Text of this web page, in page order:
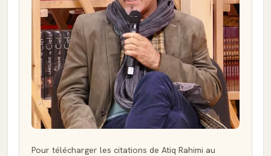
Pour télécharger les citations de Atiq Rahimi au